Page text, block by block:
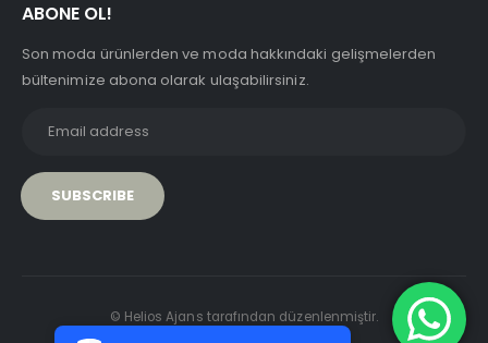
7/24 Canlı Destek
ABONE OL!
Son moda ürünlerden ve moda hakkındaki gelişmelerden
bültenimize abona olarak ulaşabilirsiniz.
© Helios Ajans tarafından düzenlenmiştir.